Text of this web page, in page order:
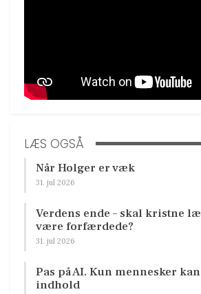
LÆS OGSÅ
Når Holger er væk
31. jul 2026
Verdens ende – skal kristne
være forfærdede?
31. jul 2026
Pas på AI. Kun mennesker
indhold